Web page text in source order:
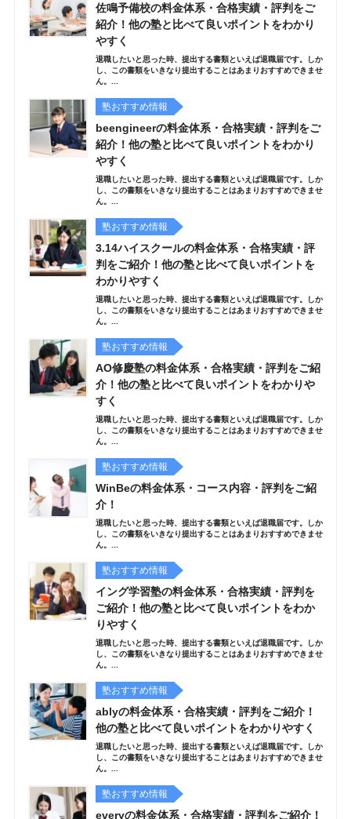
佐鳴予備校の料金体系・合格実績・評判をご
紹介！他の塾と比べて良いポイントをわかり
やすく
退職したいと思った時、提出する書類といえば退職届です。しか
し、この書類をいきなり提出することはあまりおすすめできませ
ん。...
塾おすすめ情報
beengineerの料金体系・合格実績・評判をご
紹介！他の塾と比べて良いポイントをわかり
やすく
退職したいと思った時、提出する書類といえば退職届です。しか
し、この書類をいきなり提出することはあまりおすすめできませ
ん。...
塾おすすめ情報
3.14ハイスクールの料金体系・合格実績・評
判をご紹介！他の塾と比べて良いポイントを
わかりやすく
退職したいと思った時、提出する書類といえば退職届です。しか
し、この書類をいきなり提出することはあまりおすすめできませ
ん。...
塾おすすめ情報
AO修慶塾の料金体系・合格実績・評判をご紹
介！他の塾と比べて良いポイントをわかりや
すく
退職したいと思った時、提出する書類といえば退職届です。しか
し、この書類をいきなり提出することはあまりおすすめできませ
ん。...
塾おすすめ情報
WinBeの料金体系・コース内容・評判をご紹
介！
退職したいと思った時、提出する書類といえば退職届です。しか
し、この書類をいきなり提出することはあまりおすすめできませ
ん。...
塾おすすめ情報
イング学習塾の料金体系・合格実績・評判を
ご紹介！他の塾と比べて良いポイントをわか
りやすく
退職したいと思った時、提出する書類といえば退職届です。しか
し、この書類をいきなり提出することはあまりおすすめできませ
ん。...
塾おすすめ情報
ablyの料金体系・合格実績・評判をご紹介！
他の塾と比べて良いポイントをわかりやすく
退職したいと思った時、提出する書類といえば退職届です。しか
し、この書類をいきなり提出することはあまりおすすめできませ
ん。...
塾おすすめ情報
everyの料金体系・合格実績・評判をご紹介！